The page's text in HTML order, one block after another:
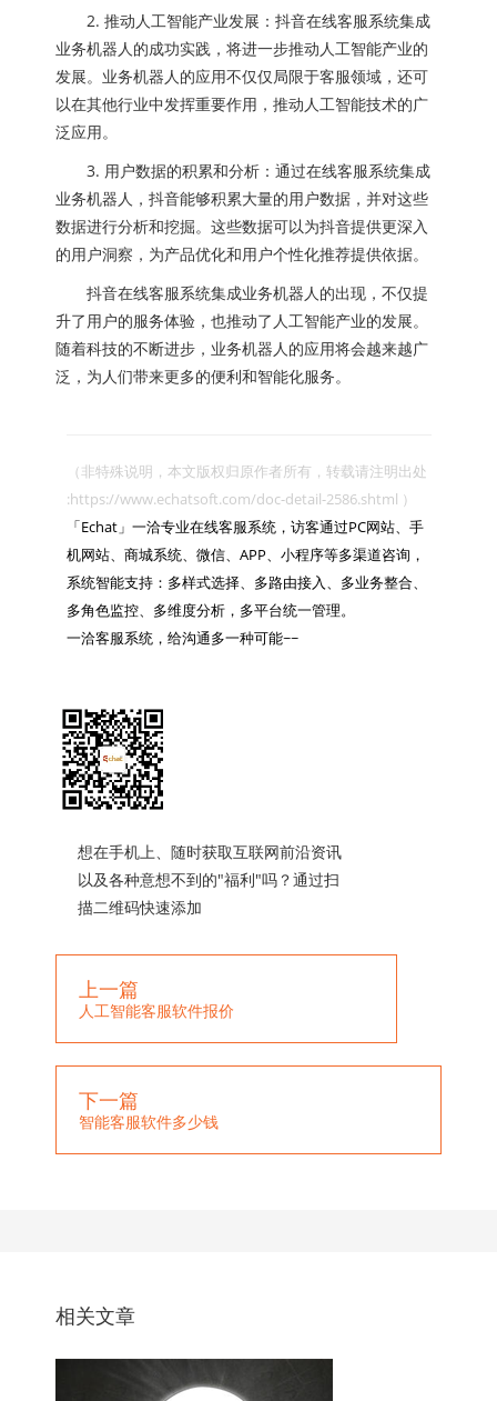
2. 推动人工智能产业发展：抖音在线客服系统集成
业务机器人的成功实践，将进一步推动人工智能产业的
发展。业务机器人的应用不仅仅局限于客服领域，还可
以在其他行业中发挥重要作用，推动人工智能技术的广
泛应用。
3. 用户数据的积累和分析：通过在线客服系统集成
业务机器人，抖音能够积累大量的用户数据，并对这些
数据进行分析和挖掘。这些数据可以为抖音提供更深入
的用户洞察，为产品优化和用户个性化推荐提供依据。
抖音在线客服系统集成业务机器人的出现，不仅提
升了用户的服务体验，也推动了人工智能产业的发展。
随着科技的不断进步，业务机器人的应用将会越来越广
泛，为人们带来更多的便利和智能化服务。
（非特殊说明，本文版权归原作者所有，转载请注明出处
:https://www.echatsoft.com/doc-detail-2586.shtml ）
「Echat」一洽专业在线客服系统，访客通过PC网站、手
机网站、商城系统、微信、APP、小程序等多渠道咨询，
系统智能支持：多样式选择、多路由接入、多业务整合、
多角色监控、多维度分析，多平台统一管理。
一洽客服系统，给沟通多一种可能~~
想在手机上、随时获取互联网前沿资讯
以及各种意想不到的"福利"吗？通过扫
描二维码快速添加
上一篇
人工智能客服软件报价
下一篇
智能客服软件多少钱
相关文章